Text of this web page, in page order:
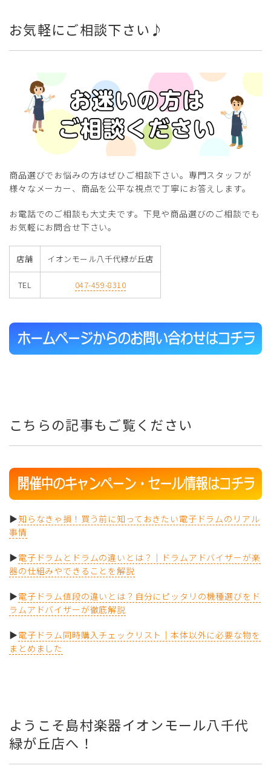
お気軽にご相談下さい♪
商品選びでお悩みの方はぜひご相談下さい。専門スタッフが
様々なメーカー、商品を公平な視点で丁寧にお答えします。
お電話でのご相談も大丈夫です。下見や商品選びのご相談でも
お気軽にお問合せ下さい。
店舗 イオンモール八千代緑が丘店
TEL 047-459-8310
こちらの記事もご覧ください
▶知らなきゃ損！買う前に知っておきたい電子ドラムのリアル
事情
▶電子ドラムとドラムの違いとは？｜ドラムアドバイザーが楽
器の仕組みやできることを解説
▶電子ドラム値段の違いとは？自分にピッタリの機種選びをド
ラムアドバイザーが徹底解説
▶電子ドラム同時購入チェックリスト｜本体以外に必要な物を
まとめました
ようこそ島村楽器イオンモール八千代
緑が丘店へ！